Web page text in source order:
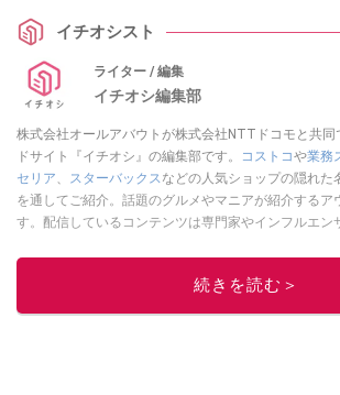
イチオシスト
ライター / 編集
イチオシ編集部
株式会社オールアバウトが株式会社NTTドコモと共同
ドサイト『イチオシ』の編集部です。
コストコや業務
セリア、 スターバックスなどの人気ショップの隠れた
を通してご紹介。話題のグルメやマニアが紹介するア
す。配信しているコンテンツは専門家やインフルエン
ニュースでフォロー
続きを読む＞